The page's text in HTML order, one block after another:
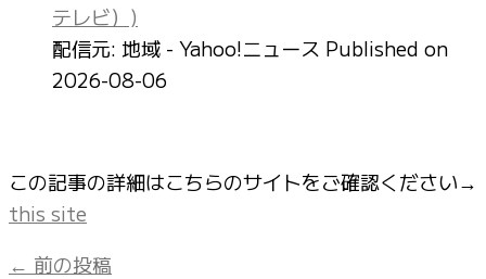
テレビ）)
配信元: 地域 - Yahoo!ニュース Published on
2026-08-06
この記事の詳細はこちらのサイトをご確認ください→
this site
← 前の投稿